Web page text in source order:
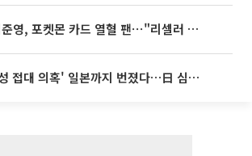
'차쥐뿔' 이준영, 포켓몬 카드 열혈 팬⋯"리셀러 처단할 것"
축구협회 '성 접대 의혹' 일본까지 번졌다…日 심판 실명 공개